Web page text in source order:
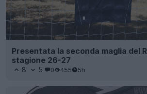
Presentata la seconda maglia del
stagione 26-27
8 5 0 455 5h